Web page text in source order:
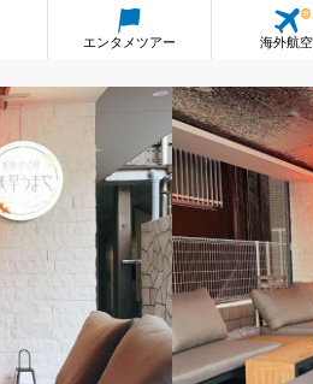
エンタメツアー 海外航